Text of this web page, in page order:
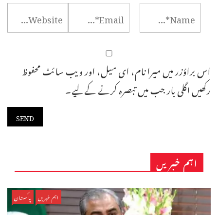
اس براؤزر میں میرا نام، ای میل، اور ویب سائٹ محفوظ
رکھیں اگلی بار جب میں تبصرہ کرنے کےلیے۔
اہم خبریں
اہم خبریں پاکستان